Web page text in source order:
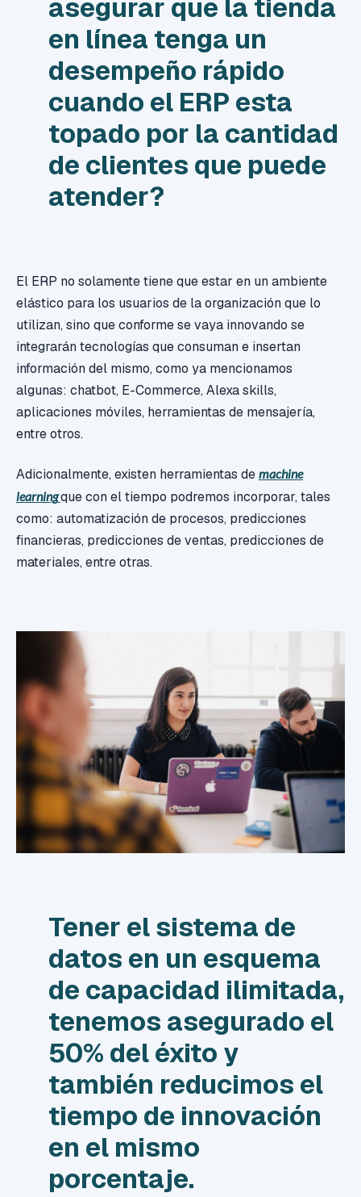
asegurar que la tienda
en línea tenga un
desempeño rápido
cuando el ERP esta
topado por la cantidad
de clientes que puede
atender?
El ERP no solamente tiene que estar en un ambiente
elástico para los usuarios de la organización que lo
utilizan, sino que conforme se vaya innovando se
integrarán tecnologías que consuman e insertan
información del mismo, como ya mencionamos
algunas: chatbot, E-Commerce, Alexa skills,
aplicaciones móviles, herramientas de mensajería,
entre otros.
Adicionalmente, existen herramientas de machine
learningque con el tiempo podremos incorporar, tales
como: automatización de procesos, predicciones
financieras, predicciones de ventas, predicciones de
materiales, entre otras.
Tener el sistema de
datos en un esquema
de capacidad ilimitada,
tenemos asegurado el
50% del éxito y
también reducimos el
tiempo de innovación
en el mismo
porcentaje.